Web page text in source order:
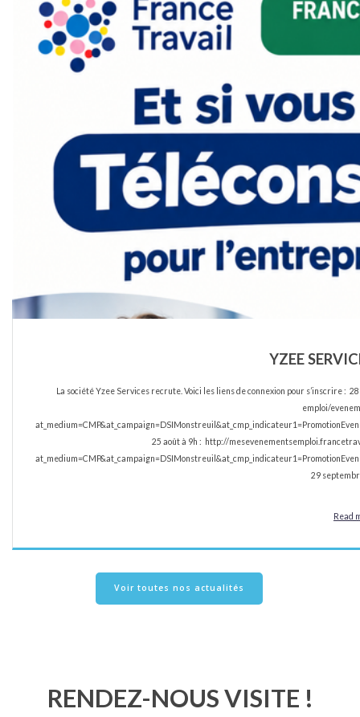
YZEE
La société Yzee Services recrute. Voici les liens de connexion pour
emploi/
25 août à 9h : http://
29
Read
Voir toutes nos actualités
RENDEZ-NOUS VISITE !